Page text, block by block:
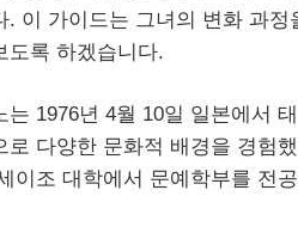
. 이 가이드는 그녀의 변화 과
도록 하겠습니다.
는 1976년 4월 10일 일본에서
로 다양한 문화적 배경을 경험
이조 대학에서 문예학부를 전